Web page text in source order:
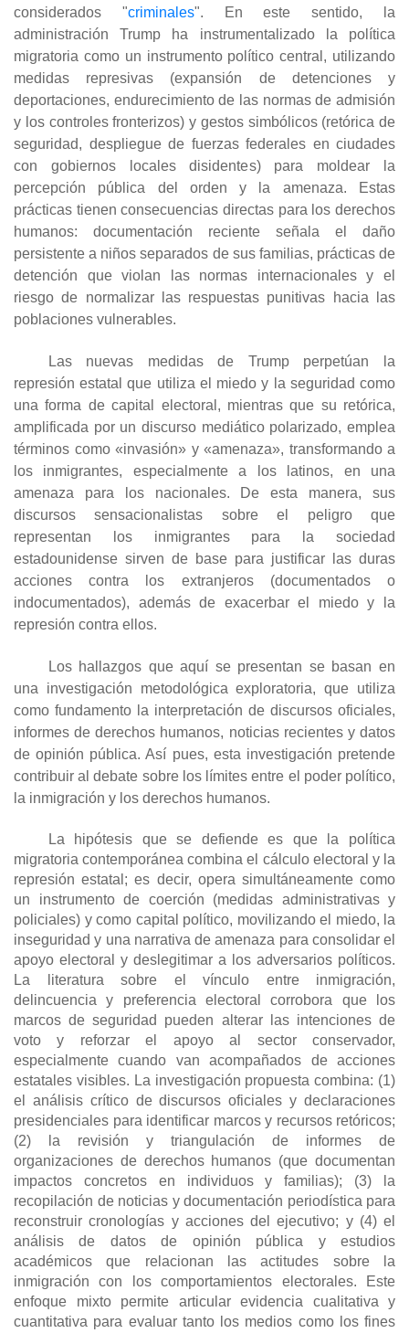
considerados "criminales". En este sentido, la
administración Trump ha instrumentalizado la política
migratoria como un instrumento político central, utilizando
medidas represivas (expansión de detenciones y
deportaciones, endurecimiento de las normas de admisión
y los controles fronterizos) y gestos simbólicos (retórica de
seguridad, despliegue de fuerzas federales en ciudades
con gobiernos locales disidentes) para moldear la
percepción pública del orden y la amenaza. Estas
prácticas tienen consecuencias directas para los derechos
humanos: documentación reciente señala el daño
persistente a niños separados de sus familias, prácticas de
detención que violan las normas internacionales y el
riesgo de normalizar las respuestas punitivas hacia las
poblaciones vulnerables.
Las nuevas medidas de Trump perpetúan la
represión estatal que utiliza el miedo y la seguridad como
una forma de capital electoral, mientras que su retórica,
amplificada por un discurso mediático polarizado, emplea
términos como «invasión» y «amenaza», transformando a
los inmigrantes, especialmente a los latinos, en una
amenaza para los nacionales. De esta manera, sus
discursos sensacionalistas sobre el peligro que
representan los inmigrantes para la sociedad
estadounidense sirven de base para justificar las duras
acciones contra los extranjeros (documentados o
indocumentados), además de exacerbar el miedo y la
represión contra ellos.
Los hallazgos que aquí se presentan se basan en
una investigación metodológica exploratoria, que utiliza
como fundamento la interpretación de discursos oficiales,
informes de derechos humanos, noticias recientes y datos
de opinión pública. Así pues, esta investigación pretende
contribuir al debate sobre los límites entre el poder político,
la inmigración y los derechos humanos.
La hipótesis que se defiende es que la política
migratoria contemporánea combina el cálculo electoral y la
represión estatal; es decir, opera simultáneamente como
un instrumento de coerción (medidas administrativas y
policiales) y como capital político, movilizando el miedo, la
inseguridad y una narrativa de amenaza para consolidar el
apoyo electoral y deslegitimar a los adversarios políticos.
La literatura sobre el vínculo entre inmigración,
delincuencia y preferencia electoral corrobora que los
marcos de seguridad pueden alterar las intenciones de
voto y reforzar el apoyo al sector conservador,
especialmente cuando van acompañados de acciones
estatales visibles. La investigación propuesta combina: (1)
el análisis crítico de discursos oficiales y declaraciones
presidenciales para identificar marcos y recursos retóricos;
(2) la revisión y triangulación de informes de
organizaciones de derechos humanos (que documentan
impactos concretos en individuos y familias); (3) la
recopilación de noticias y documentación periodística para
reconstruir cronologías y acciones del ejecutivo; y (4) el
análisis de datos de opinión pública y estudios
académicos que relacionan las actitudes sobre la
inmigración con los comportamientos electorales. Este
enfoque mixto permite articular evidencia cualitativa y
cuantitativa para evaluar tanto los medios como los fines